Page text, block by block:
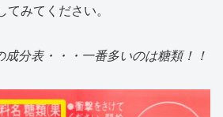
みてください。
分表・・・一番多いのは糖類！！